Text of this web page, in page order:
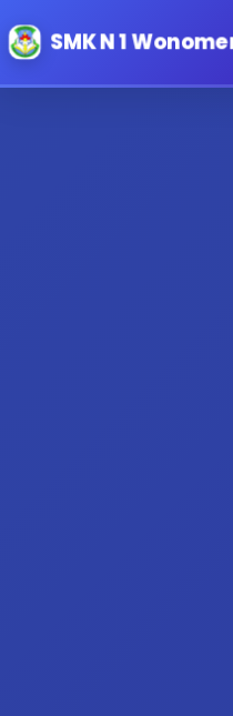
SMK N 1